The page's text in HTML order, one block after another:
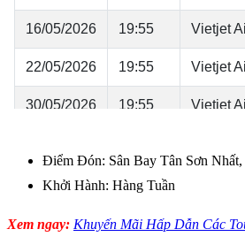
Điểm Đón: Sân Bay Tân Sơn
Khởi Hành: Hàng Tuần
Xem ngay: Khuyến Mãi Hấp Dẫn Các